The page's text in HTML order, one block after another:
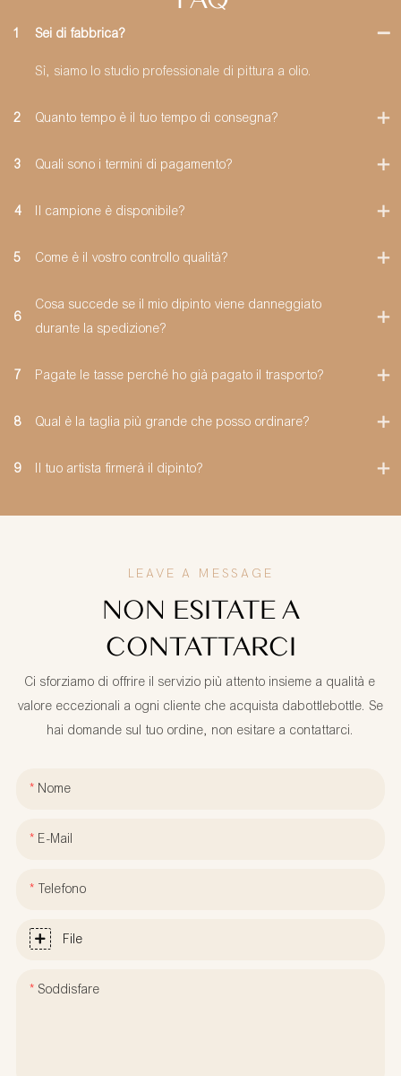
1 Sei di fabbrica?
Sì, siamo lo studio professionale di pittura a olio.
2 Quanto tempo è il tuo tempo di consegna?
3 Quali sono i termini di pagamento?
4 Il campione è disponibile?
5 Come è il vostro controllo qualità?
6
Cosa succede se il mio dipinto viene danneggiato
durante la spedizione?
7 Pagate le tasse perché ho già pagato il trasporto?
8 Qual è la taglia più grande che posso ordinare?
9 Il tuo artista firmerà il dipinto?
LEAVE A MESSAGE
NON ESITATE A
CONTATTARCI
Ci sforziamo di offrire il servizio più attento insieme a qualità e
valore eccezionali a ogni cliente che acquista dabottlebottle. Se
hai domande sul tuo ordine, non esitare a contattarci.
Nome
E-Mail
Telefono
File
Soddisfare